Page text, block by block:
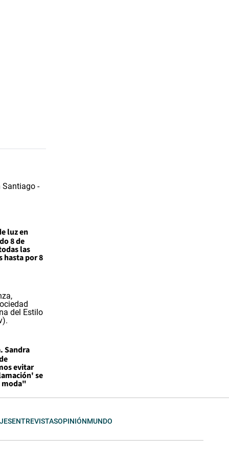
luz en
8 de
las
hasta por 8
Sandra
evitar
se
moda"
ENTREVISTASOPINIÓNMUNDO